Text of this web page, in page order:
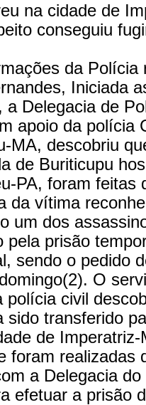
na cidade de
conseguiu
da Polícia
Iniciada
a Delegacia de
apoio da polícia
MA, descobriu
de Buriticupu
PA, foram feitas
da vítima
um dos
pela prisão
sendo o pedido
O
polícia civil
sido transferido
de Imperatriz-
foram realizadas
a Delegacia
efetuar a prisão